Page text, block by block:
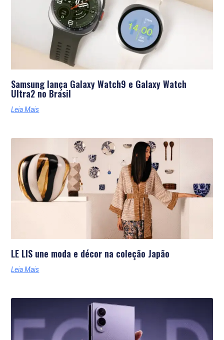
Samsung lança Galaxy Watch9 e Galaxy Watch
Ultra2 no Brasil
Leia Mais
LE LIS une moda e décor na coleção Japão
Leia Mais